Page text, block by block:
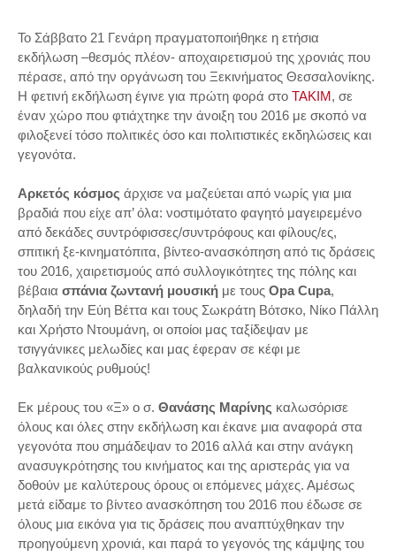
Το Σάββατο 21 Γενάρη πραγματοποιήθηκε η ετήσια
εκδήλωση –θεσμός πλέον- αποχαιρετισμού της χρονιάς που
πέρασε, από την οργάνωση του Ξεκινήματος Θεσσαλονίκης.
Η φετινή εκδήλωση έγινε για πρώτη φορά στο ΤΑΚΙΜ, σε
έναν χώρο που φτιάχτηκε την άνοιξη του 2016 με σκοπό να
φιλοξενεί τόσο πολιτικές όσο και πολιτιστικές εκδηλώσεις και
γεγονότα.
Αρκετός κόσμος άρχισε να μαζεύεται από νωρίς για μια
βραδιά που είχε απ’ όλα: νοστιμότατο φαγητό μαγειρεμένο
από δεκάδες συντρόφισσες/συντρόφους και φίλους/ες,
σπιτική ξε-κινηματόπιτα, βίντεο-ανασκόπηση από τις δράσεις
του 2016, χαιρετισμούς από συλλογικότητες της πόλης και
βέβαια σπάνια ζωντανή μουσική με τους OpaCupa,
δηλαδή την Εύη Βέττα και τους Σωκράτη Βότσκο, Νίκο Πάλλη
και Χρήστο Ντουμάνη, οι οποίοι μας ταξίδεψαν με
τσιγγάνικες μελωδίες και μας έφεραν σε κέφι με
βαλκανικούς ρυθμούς!
Εκ μέρους του «Ξ» ο σ. Θανάσης Μαρίνης καλωσόρισε
όλους και όλες στην εκδήλωση και έκανε μια αναφορά στα
γεγονότα που σημάδεψαν το 2016 αλλά και στην ανάγκη
ανασυγκρότησης του κινήματος και της αριστεράς για να
δοθούν με καλύτερους όρους οι επόμενες μάχες. Αμέσως
μετά είδαμε το βίντεο ανασκόπηση του 2016 που έδωσε σε
όλους μια εικόνα για τις δράσεις που αναπτύχθηκαν την
προηγούμενη χρονιά, και παρά το γεγονός της κάμψης του